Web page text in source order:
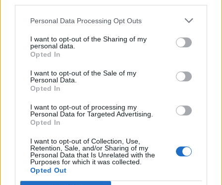
Personal Data Processing Opt Outs
I want to opt-out of the Sharing of my
personal data.
Opted In
I want to opt-out of the Sale of my
Personal Data.
Opted In
I want to opt-out of processing my
Personal Data for Targeted Advertising.
Opted In
I want to opt-out of Collection, Use,
Retention, Sale, and/or Sharing of my
Personal Data that Is Unrelated with the
Purposes for which it was collected.
Opted Out
ενισχύοντας την ανάγκη να επικεντρωθείς σε
επαγγελματικά θέματα, στόχους και προσωπική
Ακολουθήστε το
ΖΩΔΙΑ ΖΩΔΙΑ ΣΗΜΕΡΑ